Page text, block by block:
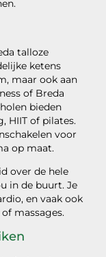
talloze
ketens
maar ook aan
of Breda
bieden
HIIT of pilates.
voor
op maat.
over de hele
in de buurt. Je
en vaak ook
massages.